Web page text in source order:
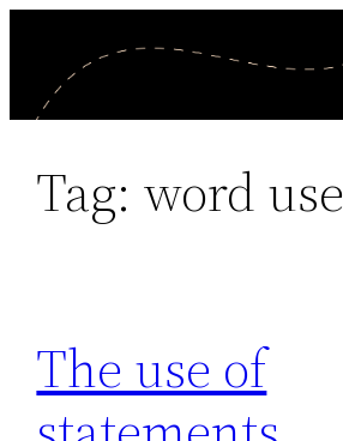
content
Tag: word use
The use of